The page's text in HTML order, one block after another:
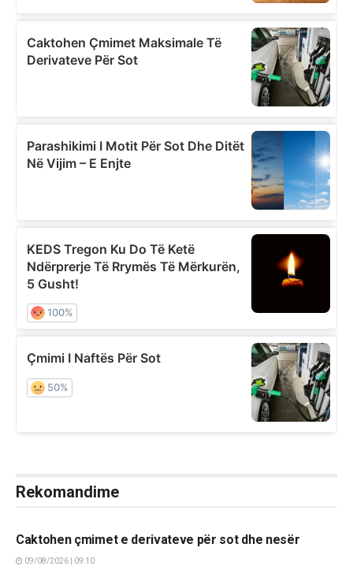
Rekomandime
Caktohen çmimet e derivateve për sot dhe nesër
09/08/2026 | 09:10